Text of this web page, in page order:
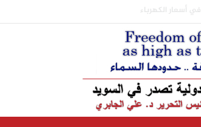
في أسعار الكهرباء